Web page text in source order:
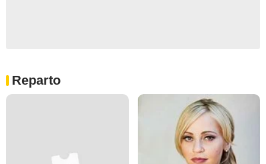
Reparto